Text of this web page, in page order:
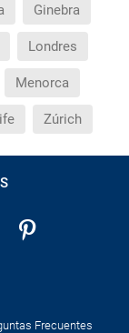
Ginebra
Londres
Menorca
Zúrich
Frecuentes